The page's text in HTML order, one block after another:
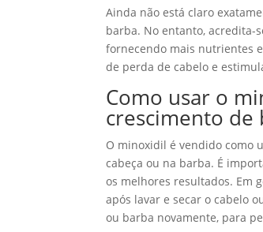
Ainda não está claro
barba. No entanto, acredita-
fornecendo mais nutrientes
de perda de cabelo e
Como usar o
crescimento de
O minoxidil é vendido como
cabeça ou na barba. É
os melhores resultados. Em
após lavar e secar o cabelo
ou barba novamente, para